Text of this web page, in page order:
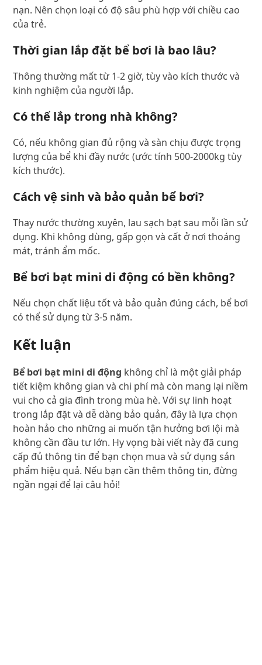
nạn. Nên chọn loại có độ sâu phù hợp với chiều cao
của trẻ.
Thời gian lắp đặt bể bơi là bao lâu?
Thông thường mất từ 1-2 giờ, tùy vào kích thước và
kinh nghiệm của người lắp.
Có thể lắp trong nhà không?
Có, nếu không gian đủ rộng và sàn chịu được trọng
lượng của bể khi đầy nước (ước tính 500-2000kg tùy
kích thước).
Cách vệ sinh và bảo quản bể bơi?
Thay nước thường xuyên, lau sạch bạt sau mỗi lần sử
dụng. Khi không dùng, gấp gọn và cất ở nơi thoáng
mát, tránh ẩm mốc.
Bể bơi bạt mini di động có bền không?
Nếu chọn chất liệu tốt và bảo quản đúng cách, bể bơi
có thể sử dụng từ 3-5 năm.
Kết luận
Bể bơi bạt mini di động không chỉ là một giải pháp
tiết kiệm không gian và chi phí mà còn mang lại niềm
vui cho cả gia đình trong mùa hè. Với sự linh hoạt
trong lắp đặt và dễ dàng bảo quản, đây là lựa chọn
hoàn hảo cho những ai muốn tận hưởng bơi lội mà
không cần đầu tư lớn. Hy vọng bài viết này đã cung
cấp đủ thông tin để bạn chọn mua và sử dụng sản
phẩm hiệu quả. Nếu bạn cần thêm thông tin, đừng
ngần ngại để lại câu hỏi!